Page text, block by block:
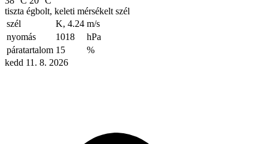
tiszta égbolt, keleti mérsékelt szél
szél
K, 4.24 m/s
nyomás
1018
hPa
páratartalom 15
%
kedd 11. 8. 2026